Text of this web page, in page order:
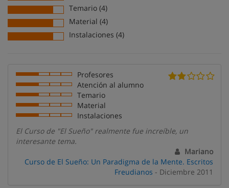
Temario (4)
Material (4)
Instalaciones (4)
Profesores
Atención al alumno
Temario
Material
Instalaciones
El Curso de "El Sueño" realmente fue increíble, un
interesante tema.
Mariano
Curso de El Sueño: Un Paradigma de la Mente. Escritos
Freudianos - Diciembre 2011